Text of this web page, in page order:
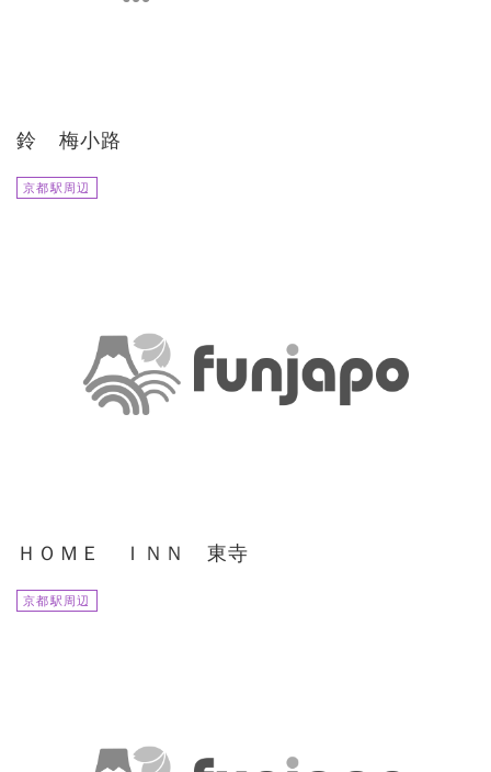
鈴 梅小路
京都駅周辺
ＨＯＭＥ ＩＮＮ 東寺
京都駅周辺